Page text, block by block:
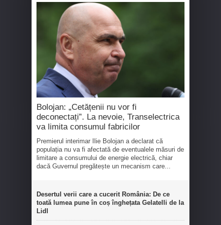
Bolojan: „Cetățenii nu vor fi
deconectați”. La nevoie, Transelectrica
va limita consumul fabricilor
Premierul interimar Ilie Bolojan a declarat că
populația nu va fi afectată de eventualele măsuri de
limitare a consumului de energie electrică, chiar
dacă Guvernul pregătește un mecanism care...
Desertul verii care a cucerit România: De ce
toată lumea pune în coș înghețata Gelatelli de la
Lidl